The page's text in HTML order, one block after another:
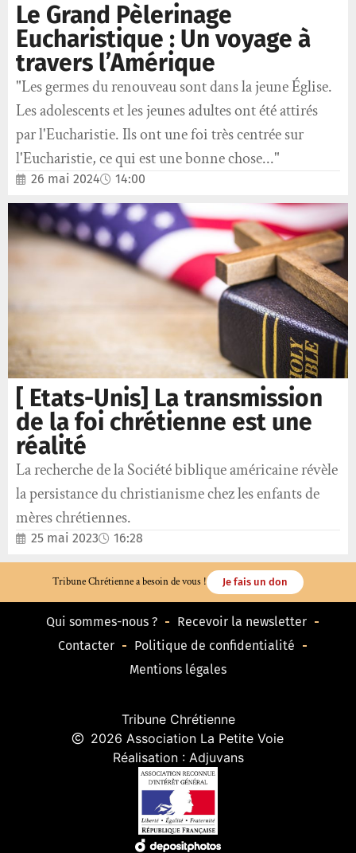
Le Grand Pèlerinage
Eucharistique : Un voyage à
travers l’Amérique
"Les germes du renouveau sont dans la jeune Église.
Les adolescents et les jeunes adultes ont été attirés
par l'Eucharistie. Ils ont une foi très centrée sur
l'Eucharistie, ce qui est une bonne chose..."
26 mai 2024 14:00
[ Etats-Unis] La transmission
de la foi chrétienne est une
réalité
La recherche de la Société biblique américaine révèle
la persistance du christianisme chez les enfants de
mères chrétiennes.
25 mai 2023 16:28
Tribune Chrétienne a besoin de vous ! Je fais un don
Qui sommes-nous ?
Recevoir la newsletter
Contacter
Politique de confidentialité
Mentions légales
Tribune Chrétienne
2026 Association La Petite Voie
Réalisation : Adjuvans